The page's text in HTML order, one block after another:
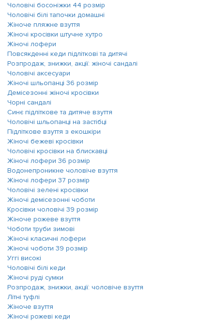
Чоловічі босоніжки 44 розмір
Чоловічі білі тапочки домашні
Жіноче пляжне взуття
Жіночі кросівки штучне хутро
Жіночі лофери
Повсякденні кеди підліткові та дитячі
Розпродаж, знижки, акції: жіночі сандалі
Чоловічі аксесуари
Жіночі шльопанці 36 розмір
Демісезонні жіночі кросівки
Чорні сандалі
Синє підліткове та дитяче взуття
Чоловічі шльопанці на застібці
Підліткове взуття з екошкіри
Жіночі бежеві кросівки
Чоловічі кросівки на блискавці
Жіночі лофери 36 розмір
Водонепроникне чоловіче взуття
Жіночі лофери 37 розмір
Чоловічі зелені кросівки
Жіночі демісезонні чоботи
Кросівки чоловічі 39 розмір
Жіноче рожеве взуття
Чоботи труби зимові
Жіночі класичні лофери
Жіночі чоботи 39 розмір
Уггі високі
Чоловічі білі кеди
Жіночі руді сумки
Розпродаж, знижки, акції: чоловіче взуття
Літні туфлі
Жіноче взуття
Жіночі рожеві кеди